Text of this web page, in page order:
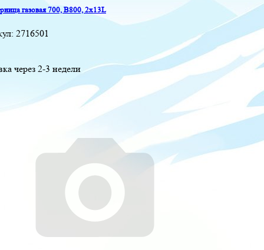
газовая 700, B800, 2x13L
2716501
через 2-3 недели